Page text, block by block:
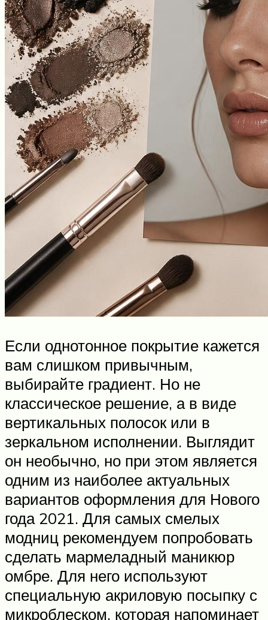
Если однотонное покрытие кажется
вам слишком привычным,
выбирайте градиент. Но не
классическое решение, а в виде
вертикальных полосок или в
зеркальном исполнении. Выглядит
он необычно, но при этом является
одним из наиболее актуальных
вариантов оформления для Нового
года 2021. Для самых смелых
модниц рекомендуем попробовать
сделать мармеладный маникюр
омбре. Для него используют
специальную акриловую посыпку с
микроблеском, которая напоминает